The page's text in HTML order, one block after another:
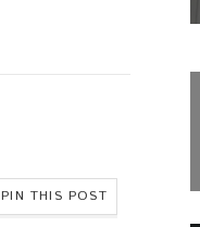
PIN THIS POST